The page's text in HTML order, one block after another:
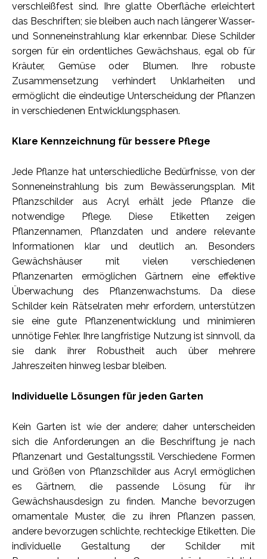
verschleißfest sind. Ihre glatte Oberfläche erleichtert
das Beschriften; sie bleiben auch nach längerer Wasser-
und Sonneneinstrahlung klar erkennbar. Diese Schilder
sorgen für ein ordentliches Gewächshaus, egal ob für
Kräuter, Gemüse oder Blumen. Ihre robuste
Zusammensetzung verhindert Unklarheiten und
ermöglicht die eindeutige Unterscheidung der Pflanzen
in verschiedenen Entwicklungsphasen.
Klare Kennzeichnung für bessere Pflege
Jede Pflanze hat unterschiedliche Bedürfnisse, von der
Sonneneinstrahlung bis zum Bewässerungsplan. Mit
Pflanzschilder aus Acryl erhält jede Pflanze die
notwendige Pflege. Diese Etiketten zeigen
Pflanzennamen, Pflanzdaten und andere relevante
Informationen klar und deutlich an. Besonders
Gewächshäuser mit vielen verschiedenen
Pflanzenarten ermöglichen Gärtnern eine effektive
Überwachung des Pflanzenwachstums. Da diese
Schilder kein Rätselraten mehr erfordern, unterstützen
sie eine gute Pflanzenentwicklung und minimieren
unnötige Fehler. Ihre langfristige Nutzung ist sinnvoll, da
sie dank ihrer Robustheit auch über mehrere
Jahreszeiten hinweg lesbar bleiben.
Individuelle Lösungen für jeden Garten
Kein Garten ist wie der andere; daher unterscheiden
sich die Anforderungen an die Beschriftung je nach
Pflanzenart und Gestaltungsstil. Verschiedene Formen
und Größen von Pflanzschilder aus Acryl ermöglichen
es Gärtnern, die passende Lösung für ihr
Gewächshausdesign zu finden. Manche bevorzugen
ornamentale Muster, die zu ihren Pflanzen passen,
andere bevorzugen schlichte, rechteckige Etiketten. Die
individuelle Gestaltung der Schilder mit